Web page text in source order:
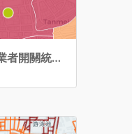
瑞竣科技 - 近年不動產業者開關統計分布